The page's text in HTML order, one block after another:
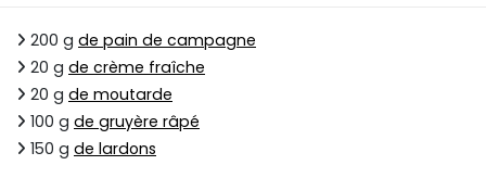
200 g de pain de campagne
20 g de crème fraîche
20 g de moutarde
100 g de gruyère râpé
150 g de lardons